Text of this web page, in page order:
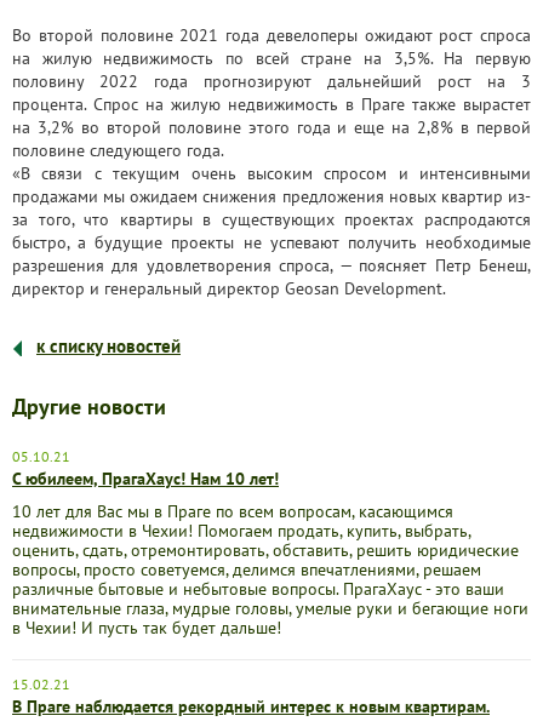
Во второй половине 2021 года девелоперы ожидают рост спроса
на жилую недвижимость по всей стране на 3,5%. На первую
половину 2022 года прогнозируют дальнейший рост на 3
процента. Спрос на жилую недвижимость в Праге также вырастет
на 3,2% во второй половине этого года и еще на 2,8% в первой
половине следующего года.
«В связи с текущим очень высоким спросом и интенсивными
продажами мы ожидаем снижения предложения новых квартир из-
за того, что квартиры в существующих проектах распродаются
быстро, а будущие проекты не успевают получить необходимые
разрешения для удовлетворения спроса, — поясняет Петр Бенеш,
директор и генеральный директор Geosan Development.
к списку новостей
Другие новости
05.10.21
С юбилеем, ПрагаХаус! Нам 10 лет!
10 лет для Вас мы в Праге по всем вопросам, касающимся
недвижимости в Чехии! Помогаем продать, купить, выбрать,
оценить, сдать, отремонтировать, обставить, решить юридические
вопросы, просто советуемся, делимся впечатлениями, решаем
различные бытовые и небытовые вопросы. ПрагаХаус - это ваши
внимательные глаза, мудрые головы, умелые руки и бегающие ноги
в Чехии! И пусть так будет дальше!
15.02.21
В Праге наблюдается рекордный интерес к новым квартирам.